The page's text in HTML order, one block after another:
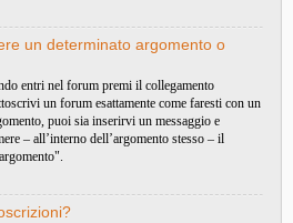
un determinato argomento o
entri nel forum premi il collegamento
un forum esattamente come faresti con un
puoi sia inserirvi un messaggio e
– all’interno dell’argomento stesso – il